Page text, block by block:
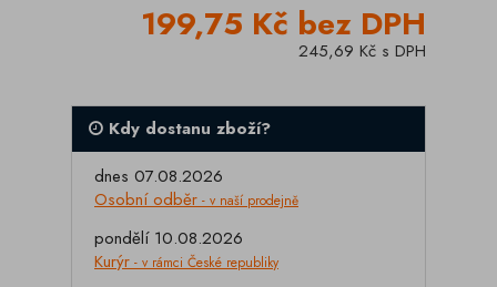
199,75 Kč bez DPH
245,69 Kč s DPH
Kdy dostanu zboží?
dnes 07.08.2026
Osobní odběr - v naší prodejně
pondělí 10.08.2026
Kurýr - v rámci České republiky